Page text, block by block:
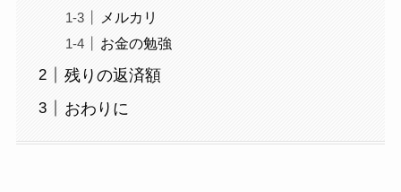
メルカリ
お金の勉強
残りの返済額
おわりに